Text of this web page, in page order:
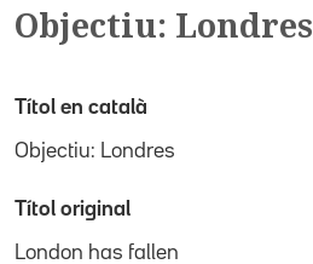
Objectiu: Londres
Títol en català
Objectiu: Londres
Títol original
London has fallen